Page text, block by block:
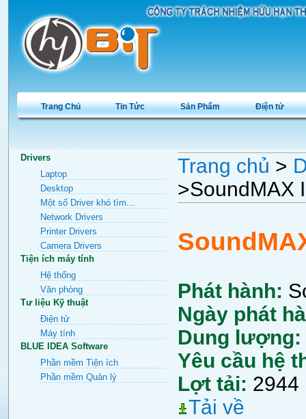
Trang Chủ Tin Tức Sản Phẩm Điện tử
Drivers
Laptop
Desktop
Một số Driver khó tìm...
Network Drivers
Printer Drivers
Camera Drivers
Tiện ích máy tính
Hệ thống
Văn phòng
Tư liệu Kỹ thuật
Điện tử
Máy tính
BLUE IDEA Software
Phần mềm Tiện ích
Phần mềm Quản lý
Trang chủ >
>SoundMAX
Phát hành:
Ngày phát
Dung lượng:
Yêu cầu hệ
Lợt tải: 2944
Tải về